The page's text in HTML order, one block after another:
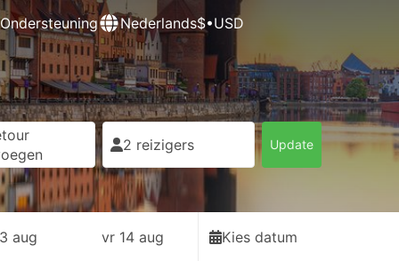
Ondersteuning Nederlands$•USD
2 reizigers Update
aug vr 14 aug Kies datum